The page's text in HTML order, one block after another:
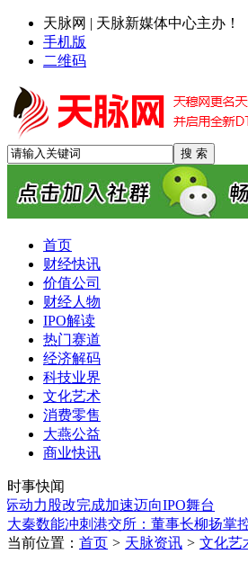
天脉网 | 天脉新媒体中心主办！
手机版
二维码
首页
财经快讯
价值公司
财经人物
IPO解读
热门赛道
经济解码
科技业界
文化艺术
消费零售
大燕公益
商业快讯
时事快闻
股改完成加速迈向IPO舞台
华成电力冲刺港交所：家族企业色彩
软银CEO孙正义：2040年AI发展或需
大秦数能冲刺港交所：董事长柳扬掌
高油价预期持续，化工行业ETF易方
上半年我国对东盟贸易成绩亮眼 电力
当前位置： 首页 > 天脉资讯 > 文化艺